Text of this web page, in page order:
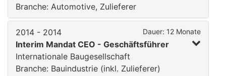
Branche: Automotive, Zulieferer
2014 - 2014 Dauer: 12 Monate
Interim Mandat CEO - Geschäftsführer
Internationale Baugesellschaft
Branche: Bauindustrie (inkl. Zulieferer)